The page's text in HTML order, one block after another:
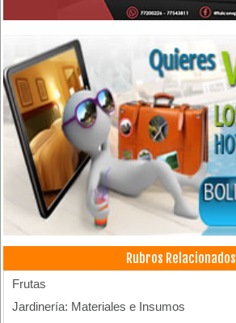
Rubros Relacionados
Frutas
Jardinería: Materiales e Insumos